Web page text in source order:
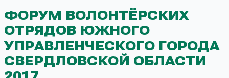
ФОРУМ ВОЛОНТЁРСКИХ
ОТРЯДОВ ЮЖНОГО
УПРАВЛЕНЧЕСКОГО ГОРОДА
СВЕРДЛОВСКОЙ ОБЛАСТИ